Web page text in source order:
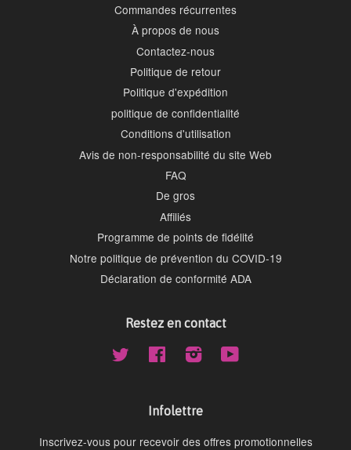
Commandes récurrentes
À propos de nous
Contactez-nous
Politique de retour
Politique d'expédition
politique de confidentialité
Conditions d'utilisation
Avis de non-responsabilité du site Web
FAQ
De gros
Affiliés
Programme de points de fidélité
Notre politique de prévention du COVID-19
Déclaration de conformité ADA
Restez en contact
Twitter Facebook Instagram
Infolettre
Inscrivez-vous pour recevoir des offres promotionnelles